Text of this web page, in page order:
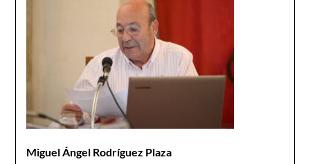
Miguel Ángel Rodríguez Plaza